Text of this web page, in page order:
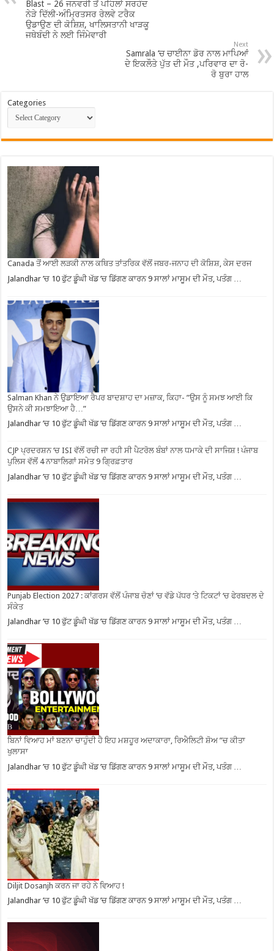
Blast – 26 ਜਨਵਰੀ ਤੋਂ ਪਹਿਲਾਂ ਸਰਹੰਦ
ਨੇੜੇ ਦਿੱਲੀ-ਅੰਮ੍ਰਿਤਸਰ ਰੇਲਵੇ ਟਰੈਕ
ਉਡਾਉਣ ਦੀ ਕੋਸ਼ਿਸ਼, ਖਾਲਿਸਤਾਨੀ ਖਾੜਕੂ
ਜਥੇਬੰਦੀ ਨੇ ਲਈ ਜਿੰਮੇਵਾਰੀ
Next
Samrala ‘ਚ ਚਾਈਨਾ ਡੋਰ ਨਾਲ ਮਾਪਿਆਂ
ਦੇ ਇਕਲੌਤੇ ਪੁੱਤ ਦੀ ਮੌਤ ,ਪਰਿਵਾਰ ਦਾ ਰੋ-
ਰੋ ਬੁਰਾ ਹਾਲ
Categories
Canada ਤੋਂ ਆਈ ਲੜਕੀ ਨਾਲ ਕਥਿਤ ਤਾਂਤਰਿਕ ਵੱਲੋਂ ਜਬਰ-ਜਨਾਹ ਦੀ ਕੋਸ਼ਿਸ਼, ਕੇਸ ਦਰਜ
Jalandhar ’ਚ 10 ਫੁੱਟ ਡੂੰਘੀ ਖੱਡ ’ਚ ਡਿੱਗਣ ਕਾਰਨ 9 ਸਾਲਾਂ ਮਾਸੂਮ ਦੀ ਮੌਤ, ਪਤੰਗ …
Salman Khan ਨੇ ਉਡਾਇਆ ਰੈਪਰ ਬਾਦਸ਼ਾਹ ਦਾ ਮਜ਼ਾਕ, ਕਿਹਾ- ”ਉਸ ਨੂੰ ਸਮਝ ਆਈ ਕਿ
ਉਸਨੇ ਕੀ ਸਮਝਾਇਆ ਹੈ…”
Jalandhar ’ਚ 10 ਫੁੱਟ ਡੂੰਘੀ ਖੱਡ ’ਚ ਡਿੱਗਣ ਕਾਰਨ 9 ਸਾਲਾਂ ਮਾਸੂਮ ਦੀ ਮੌਤ, ਪਤੰਗ …
CJP ਪ੍ਰਦਰਸ਼ਨ ‘ਚ ISI ਵੱਲੋਂ ਰਚੀ ਜਾ ਰਹੀ ਸੀ ਪੈਟਰੋਲ ਬੰਬਾਂ ਨਾਲ ਧਮਾਕੇ ਦੀ ਸਾਜਿਸ਼ ! ਪੰਜਾਬ
ਪੁਲਿਸ ਵੱਲੋਂ 4 ਨਾਬਾਲਿਗਾਂ ਸਮੇਤ 9 ਗ੍ਰਿਫ਼ਤਾਰ
Jalandhar ’ਚ 10 ਫੁੱਟ ਡੂੰਘੀ ਖੱਡ ’ਚ ਡਿੱਗਣ ਕਾਰਨ 9 ਸਾਲਾਂ ਮਾਸੂਮ ਦੀ ਮੌਤ, ਪਤੰਗ …
Punjab Election 2027 : ਕਾਂਗਰਸ ਵੱਲੋਂ ਪੰਜਾਬ ਚੋਣਾਂ ‘ਚ ਵੱਡੇ ਪੱਧਰ ‘ਤੇ ਟਿਕਟਾਂ ‘ਚ ਫੇਰਬਦਲ ਦੇ
ਸੰਕੇਤ
Jalandhar ’ਚ 10 ਫੁੱਟ ਡੂੰਘੀ ਖੱਡ ’ਚ ਡਿੱਗਣ ਕਾਰਨ 9 ਸਾਲਾਂ ਮਾਸੂਮ ਦੀ ਮੌਤ, ਪਤੰਗ …
ਬਿਨਾਂ ਵਿਆਹ ਮਾਂ ਬਣਨਾ ਚਾਹੁੰਦੀ ਹੈ ਇਹ ਮਸ਼ਹੂਰ ਅਦਾਕਾਰਾ, ਰਿਐਲਿਟੀ ਸ਼ੋਅ ”ਚ ਕੀਤਾ
ਖੁਲਾਸਾ
Jalandhar ’ਚ 10 ਫੁੱਟ ਡੂੰਘੀ ਖੱਡ ’ਚ ਡਿੱਗਣ ਕਾਰਨ 9 ਸਾਲਾਂ ਮਾਸੂਮ ਦੀ ਮੌਤ, ਪਤੰਗ …
Diljit Dosanjh ਕਰਨ ਜਾ ਰਹੇ ਨੇ ਵਿਆਹ !
Jalandhar ’ਚ 10 ਫੁੱਟ ਡੂੰਘੀ ਖੱਡ ’ਚ ਡਿੱਗਣ ਕਾਰਨ 9 ਸਾਲਾਂ ਮਾਸੂਮ ਦੀ ਮੌਤ, ਪਤੰਗ …